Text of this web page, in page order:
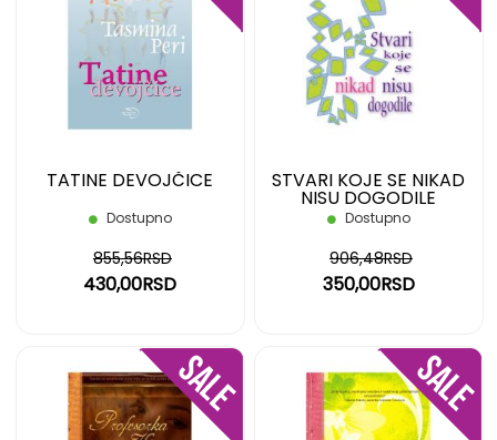
TATINE DEVOJČICE
Dostupno
430,00RSD
855,56RSD
NA
STVARI KOJE SE NIKAD
NISU DOGODILE
Dostupno
350,00RSD
906,48RSD
NA
DODAJ